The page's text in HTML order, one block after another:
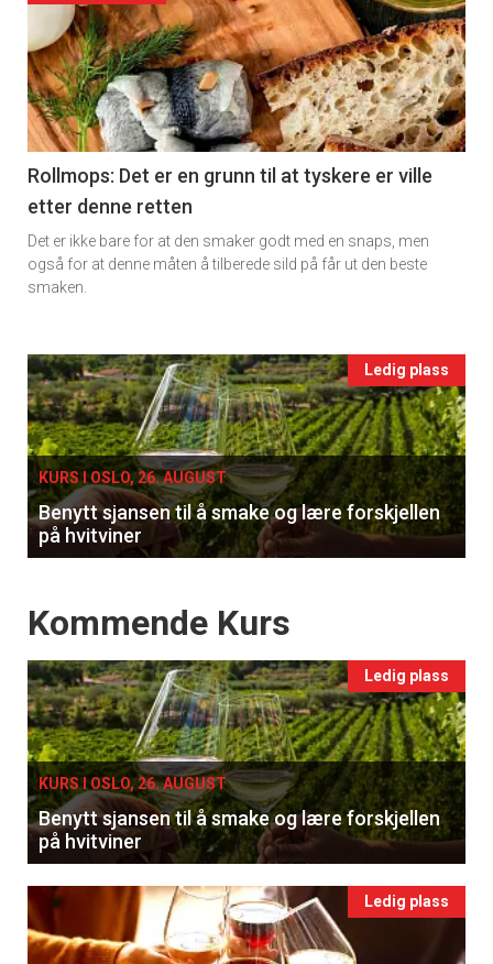
detail
-
section
11
Ukens
vin
Rollmops: Det er en grunn til at tyskere er ville
etter denne retten
Det er ikke bare for at den smaker godt med en snaps, men
også for at denne måten å tilberede sild på får ut den beste
smaken.
Events
single
Ledig plass
KURS I OSLO, 26. AUGUST
Benytt sjansen til å smake og lære forskjellen
på hvitviner
Events
Kommende Kurs
Ledig plass
KURS I OSLO, 26. AUGUST
Benytt sjansen til å smake og lære forskjellen
på hvitviner
Ledig plass